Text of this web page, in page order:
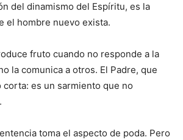
del dinamismo del Espíritu, es la
el hombre nuevo exista.
fruto cuando no responde a la
la comunica a otros. El Padre, que
corta: es un sarmiento que no
toma el aspecto de poda. Pero